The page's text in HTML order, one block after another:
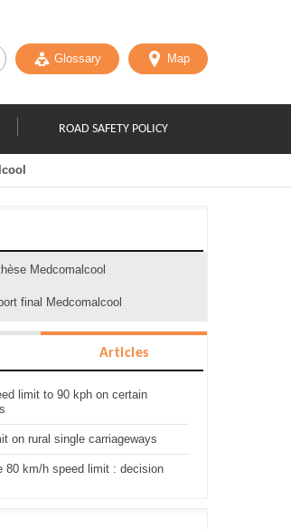
Glossary Map
ROAD SAFETY POLICY
Medcomalcool
final Medcomalcool
Articles
limit to 90 kph on certain
on rural single carriageways
80 km/h speed limit : decision